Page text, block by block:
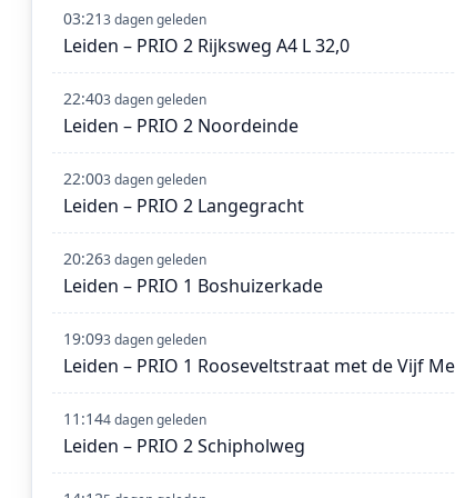
03:213 dagen geleden
Leiden – PRIO 2 Rijksweg A4 L 32,0
22:403 dagen geleden
Leiden – PRIO 2 Noordeinde
22:003 dagen geleden
Leiden – PRIO 2 Langegracht
20:263 dagen geleden
Leiden – PRIO 1 Boshuizerkade
19:093 dagen geleden
Leiden – PRIO 1 Rooseveltstraat met de Vijf
11:144 dagen geleden
Leiden – PRIO 2 Schipholweg